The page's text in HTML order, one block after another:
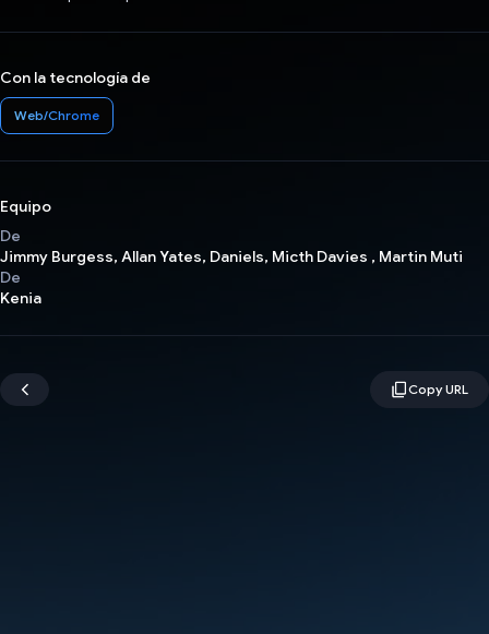
Con la tecnología de
Web/Chrome
Equipo
De
Jimmy Burgess, Allan Yates, Daniels, Micth Davies , Martin Muti
De
Kenia